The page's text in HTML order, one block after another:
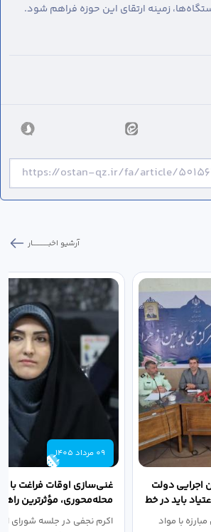
زمینه ارتقای این حوزه فراهم شود.
آرشیو اخبـــــــــــار
اجرایی دولت
باید در خط
با مواد
09 مرداد 1405
غنی‌سازی اوقات فراغت با
محله‌محوری، مؤثرترین
پیشگیری از...
اکرم نجفی در جلسه شورای